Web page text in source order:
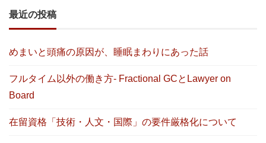
最近の投稿
めまいと頭痛の原因が、睡眠まわりにあった話
フルタイム以外の働き方- Fractional GCとLawyer on
Board
在留資格「技術・人文・国際」の要件厳格化について